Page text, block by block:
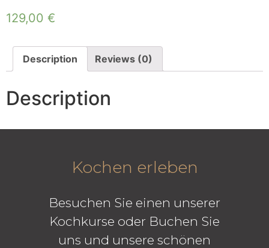
129,00 €
Description Reviews (0)
Description
Kochen erleben
Besuchen Sie einen unserer
Kochkurse oder Buchen Sie
uns und unsere schönen